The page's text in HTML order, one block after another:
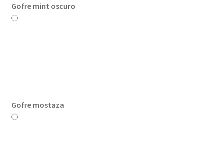
Gofre mint oscuro
Gofre mostaza